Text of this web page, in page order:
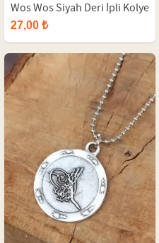
Wos Wos Siyah Deri İpli Kolye
27,00 ₺